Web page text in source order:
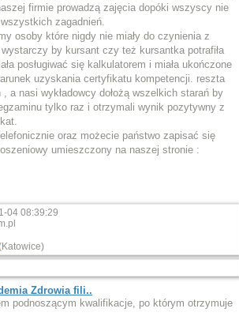
firmie prowadzą zajęcia dopóki wszyscy nie
zagadnień.
osoby które nigdy nie miały do czynienia z
by kursant czy też kursantka potrafiła
posługiwać się kalkulatorem i miała ukończone
uzyskania certyfikatu kompetencji. reszta
a nasi wykładowcy dołożą wszelkich starań by
tylko raz i otrzymali wynik pozytywny z
oraz możecie państwo zapisać się
umieszczony na naszej stronie :
04 08:39:29
Zdrowia fili..
podnoszącym kwalifikacje, po którym otrzymuje